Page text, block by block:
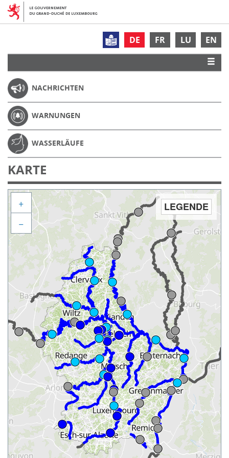
DE FR LU EN
NACHRICHTEN
WARNUNGEN
WASSERLÄUFE
KARTE
LEGENDE
+
−